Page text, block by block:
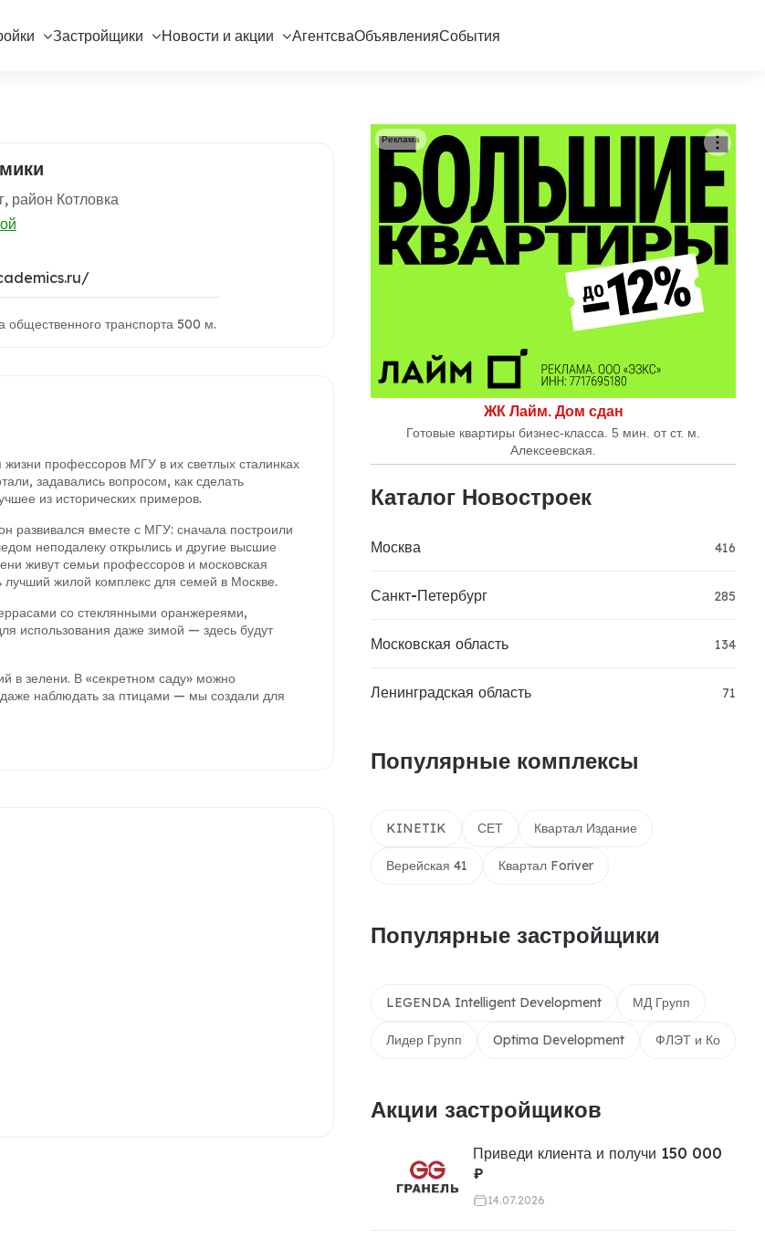
Застройщики Новости и акции АгентсваОбъявленияСобытия
район Котловка
общественного транспорта 500 м.
профессоров МГУ в их светлых сталинках
задавались вопросом, как сделать
из исторических примеров.
развивался вместе с МГУ: сначала построили
неподалеку открылись и другие высшие
живут семьи профессоров и московская
жилой комплекс для семей в Москве.
со стеклянными оранжереями,
использования даже зимой — здесь будут
в зелени. В «секретном саду» можно
даже наблюдать за птицами — мы создали для
ЖК Лайм. Дом сдан
Готовые квартиры бизнес-класса. 5 мин. от ст. м.
Алексеевская.
Реклама
Каталог Новостроек
Москва 416
Санкт-Петербург 285
Московская область 134
Ленинградская область 71
Популярные комплексы
KINETIK СЕТ Квартал Издание
Верейская 41 Квартал Foriver
Популярные застройщики
LEGENDA Intelligent Development МД Групп
Лидер Групп Optima Development ФЛЭТ и Ко
Акции застройщиков
Приведи клиента и получи 150 000
₽
14.07.2026